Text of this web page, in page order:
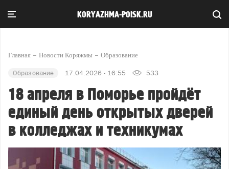
KORYAZHMA-POISK.RU
Главная Новости Коряжмы Образование
Образование 17.04.2026 - 16:55 533
18 апреля в Поморье пройдёт
единый день открытых дверей
в колледжах и техникумах